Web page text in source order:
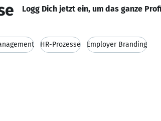
Logg Dich jetzt ein, um das ganze
HR-Prozesse Employer Branding